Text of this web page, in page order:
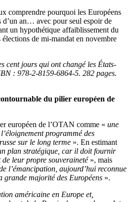
comprendre pourquoi les Européens
d’un an… avec pour seul espoir de
un hypothétique affaiblissement du
de mi-mandat en novembre
cent jours qui ont changé les États-
: 978-2-8159-6864-5. 282 pages.
du pilier européen de
européen de l’OTAN comme « une
programmé des
sur le long terme ». En estimant
plan stratégique, car il doit fournir
leur propre souveraineté», mais
l’émancipation, aujourd’hui reconnue
grande majorité des Européens ».
américaine en Europe et,